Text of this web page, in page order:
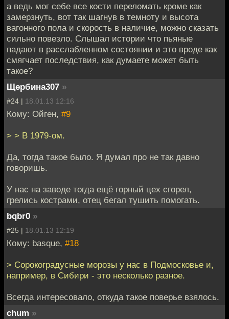
а ведь мог себе все кости переломать кроме как
замерзнуть, вот так шагнув в темноту и высота
вагонного пола и скорость в наличие, можно сказать
сильно повезло. Слышал истории что пьяные
падают в расслабленном состоянии и это вроде как
смягчает последствия, как думаете может быть
такое?
Щербина307 »
#24 | 18.01.13 12:16
Кому: Ойген, #9
> > В 1979-ом.
Да, тогда такое было. Я думал про не так давно
говоришь.
У нас на заводе тогда ещё горный цех сгорел,
грелись кострами, отец бегал тушить помогать.
bqbr0 »
#25 | 18.01.13 12:19
Кому: basque, #18
> Сорокоградусные морозы у нас в Подмосковье и,
например, в Сибири - это несколько разное.
Всегда интересовало, откуда такое поверье взялось.
chum »